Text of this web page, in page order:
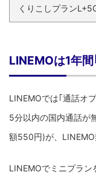
くりこしプラン
LINEMOは1年
LINEMOでは｢通話オ
5分以内の国内通話が
額550円)が、LINEMO
LINEMOでミニプラ